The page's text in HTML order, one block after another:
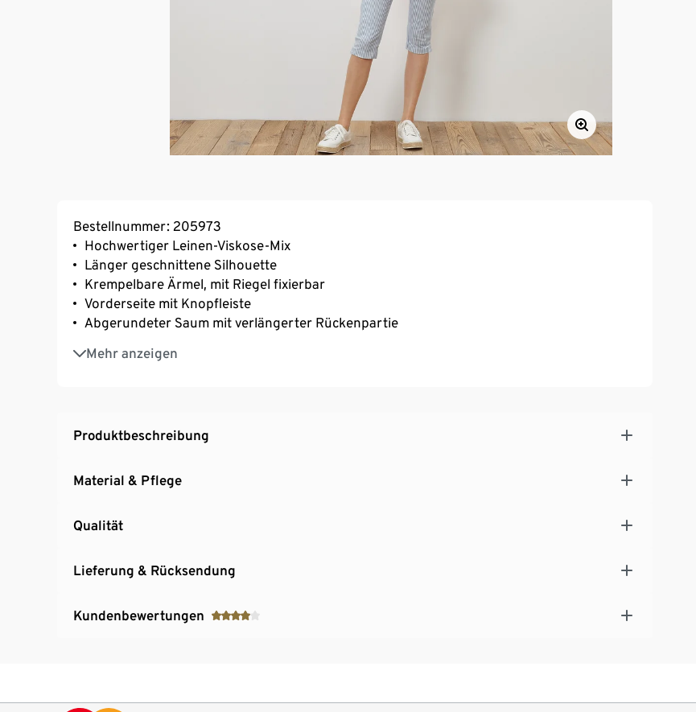
Bestellnummer: 205973
Hochwertiger Leinen-Viskose-Mix
Länger geschnittene Silhouette
Krempelbare Ärmel, mit Riegel fixierbar
Vorderseite mit Knopfleiste
Abgerundeter Saum mit verlängerter Rückenpartie
Mehr anzeigen
Rückenpasse mit Kellerfalte
Ärmelabschluss mit geknöpfter Manschette
Produktbeschreibung
Material & Pflege
Qualität
Lieferung & Rücksendung
Kundenbewertungen